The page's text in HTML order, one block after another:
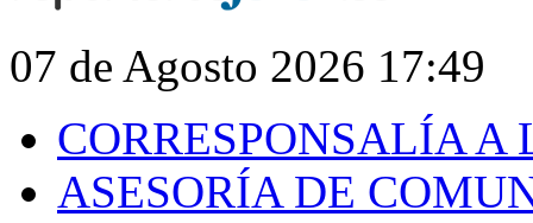
07 de Agosto 2026 17:49
CORRESPONSALÍA A
ASESORÍA DE